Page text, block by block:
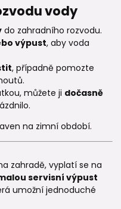
vody
do zahradního rozvodu.
výpust, aby voda
, případně pomozte
můžete ji dočasně
na zimní období.
zahradě, vyplatí se na
servisní výpust
umožní jednoduché